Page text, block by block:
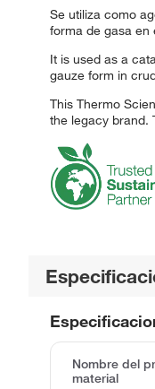
Se utiliza como
forma de gasa en
It is used as a
gauze form in
This Thermo
the legacy brand.
Nombre del
material